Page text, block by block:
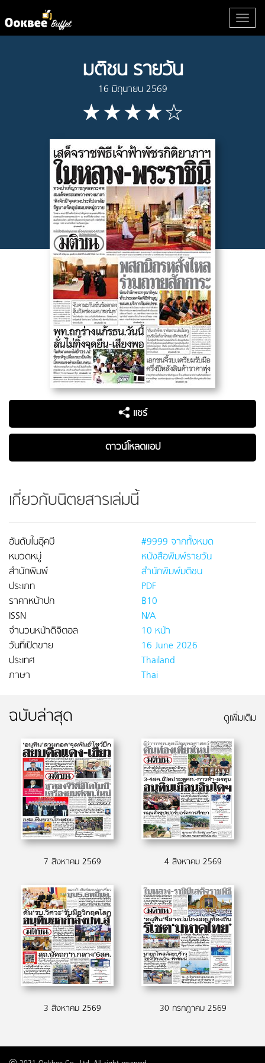
มติชน รายวัน
16 มิถุนายน 2569
แชร์
ดาวน์โหลดแอป
เกี่ยวกับนิตยสารเล่มนี้
อันดับในอุ๊คบี
#9999 จากทั้งหมด
หมวดหมู่
หนังสือพิมพ์รายวัน
สำนักพิมพ์
สำนักพิมพ์มติชน
ประเภท
PDF
ราคาหน้าปก
฿10
ISSN
N/A
จำนวนหน้าดิจิตอล
10 หน้า
วันที่เปิดขาย
16 June 2026
ประเทศ
Thailand
ภาษา
Thai
ฉบับล่าสุด ดูเพิ่มเติม
7 สิงหาคม 2569 4 สิงหาคม 2569
3 สิงหาคม 2569 30 กรกฎาคม 2569